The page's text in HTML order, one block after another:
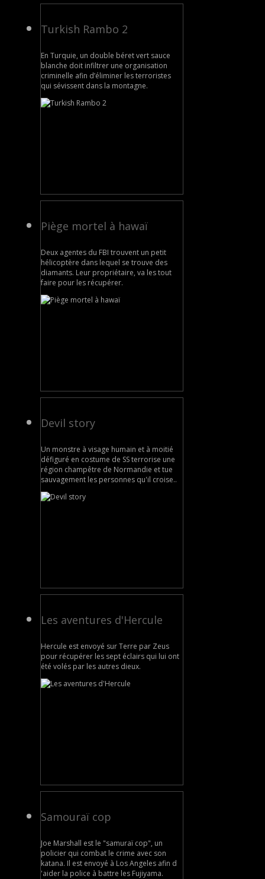
Turkish Rambo 2
En Turquie, un double béret vert sauce
blanche doit infiltrer une organisation
criminelle afin d’éliminer les terroristes
qui sévissent dans la montagne.
Piège mortel à hawaï
Deux agentes du FBI trouvent un petit
hélicoptère dans lequel se trouve des
diamants. Leur propriétaire, va les tout
faire pour les récupérer.
Devil story
Un monstre à visage humain et à moitié
défiguré en costume de SS terrorise une
région champêtre de Normandie et tue
sauvagement les personnes qu'il croise..
Les aventures d'Hercule
Hercule est envoyé sur Terre par Zeus
pour récupérer les sept éclairs qui lui ont
été volés par les autres dieux.
Samouraï cop
Joe Marshall est le "samuraï cop", un
policier qui combat le crime avec son
katana. Il est envoyé à Los Angeles afin d
'aider la police à battre les Fujiyama.